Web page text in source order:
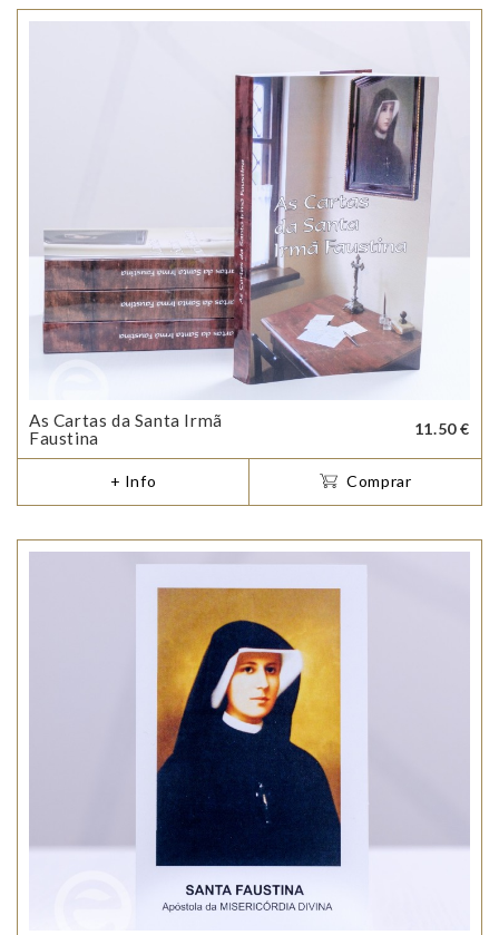
As Cartas da Santa Irmã
Faustina
11.50 €
+ Info Comprar